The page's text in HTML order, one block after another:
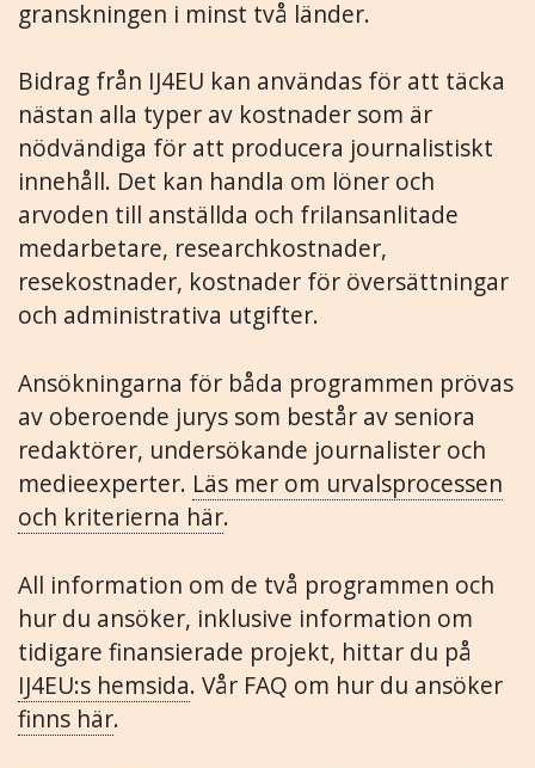
granskningen i minst två länder.
Bidrag från IJ4EU kan användas för att täcka
nästan alla typer av kostnader som är
nödvändiga för att producera journalistiskt
innehåll. Det kan handla om löner och
arvoden till anställda och frilansanlitade
medarbetare, researchkostnader,
resekostnader, kostnader för översättningar
och administrativa utgifter.
Ansökningarna för båda programmen prövas
av oberoende jurys som består av seniora
redaktörer, undersökande journalister och
medieexperter. Läs mer om urvalsprocessen
och kriterierna här.
All information om de två programmen och
hur du ansöker, inklusive information om
tidigare finansierade projekt, hittar du på
IJ4EU:s hemsida. Vår FAQ om hur du ansöker
finns här.